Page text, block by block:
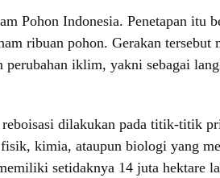
Pohon Indonesia. Penetapan itu
ribuan pohon. Gerakan tersebut
perubahan iklim, yakni sebagai
reboisasi dilakukan pada titik-titik
kimia, ataupun biologi yang
setidaknya 14 juta hektare